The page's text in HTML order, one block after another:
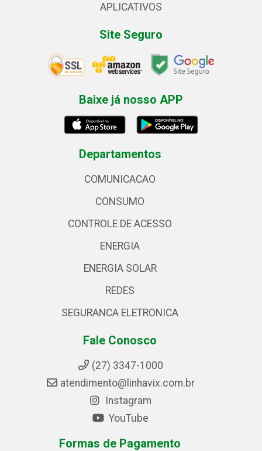
APLICATIVOS
Site Seguro
Baixe já nosso APP
Departamentos
COMUNICACAO
CONSUMO
CONTROLE DE ACESSO
ENERGIA
ENERGIA SOLAR
REDES
SEGURANCA ELETRONICA
Fale Conosco
(27) 3347-1000
atendimento@linhavix.com.br
Instagram
YouTube
Formas de Pagamento